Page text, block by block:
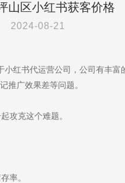
山区小红书获客价格
2024-08-21
红书代运营公司，公司有丰
推广效果差等问题。
攻克这个难题。
率。